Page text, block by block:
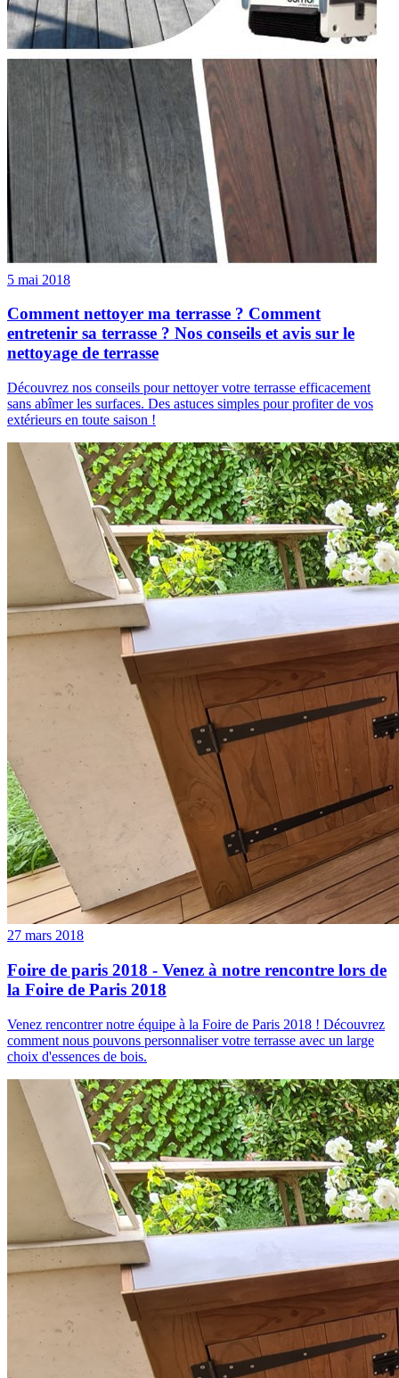
5 mai 2018
Comment nettoyer ma terrasse ? Comment
entretenir sa terrasse ? Nos conseils et avis sur le
nettoyage de terrasse
Découvrez nos conseils pour nettoyer votre terrasse efficacement
sans abîmer les surfaces. Des astuces simples pour profiter de vos
extérieurs en toute saison !
27 mars 2018
Foire de paris 2018 - Venez à notre rencontre lors de
la Foire de Paris 2018
Venez rencontrer notre équipe à la Foire de Paris 2018 ! Découvrez
comment nous pouvons personnaliser votre terrasse avec un large
choix d'essences de bois.